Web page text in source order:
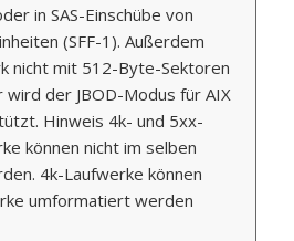
in SAS-Einschübe von
(SFF-1). Außerdem
nicht mit 512-Byte-Sektoren
der JBOD-Modus für AIX
Hinweis 4k- und 5xx-
können nicht im selben
4k-Laufwerke können
umformatiert werden